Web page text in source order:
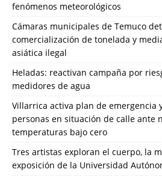
fenómenos meteorológicos
Cámaras municipales de Temuco
comercialización de tonelada y
asiática ilegal
Heladas: reactivan campaña por
medidores de agua
Villarrica activa plan de emergencia
personas en situación de calle ante
temperaturas bajo cero
Tres artistas exploran el cuerpo, la
exposición de la Universidad